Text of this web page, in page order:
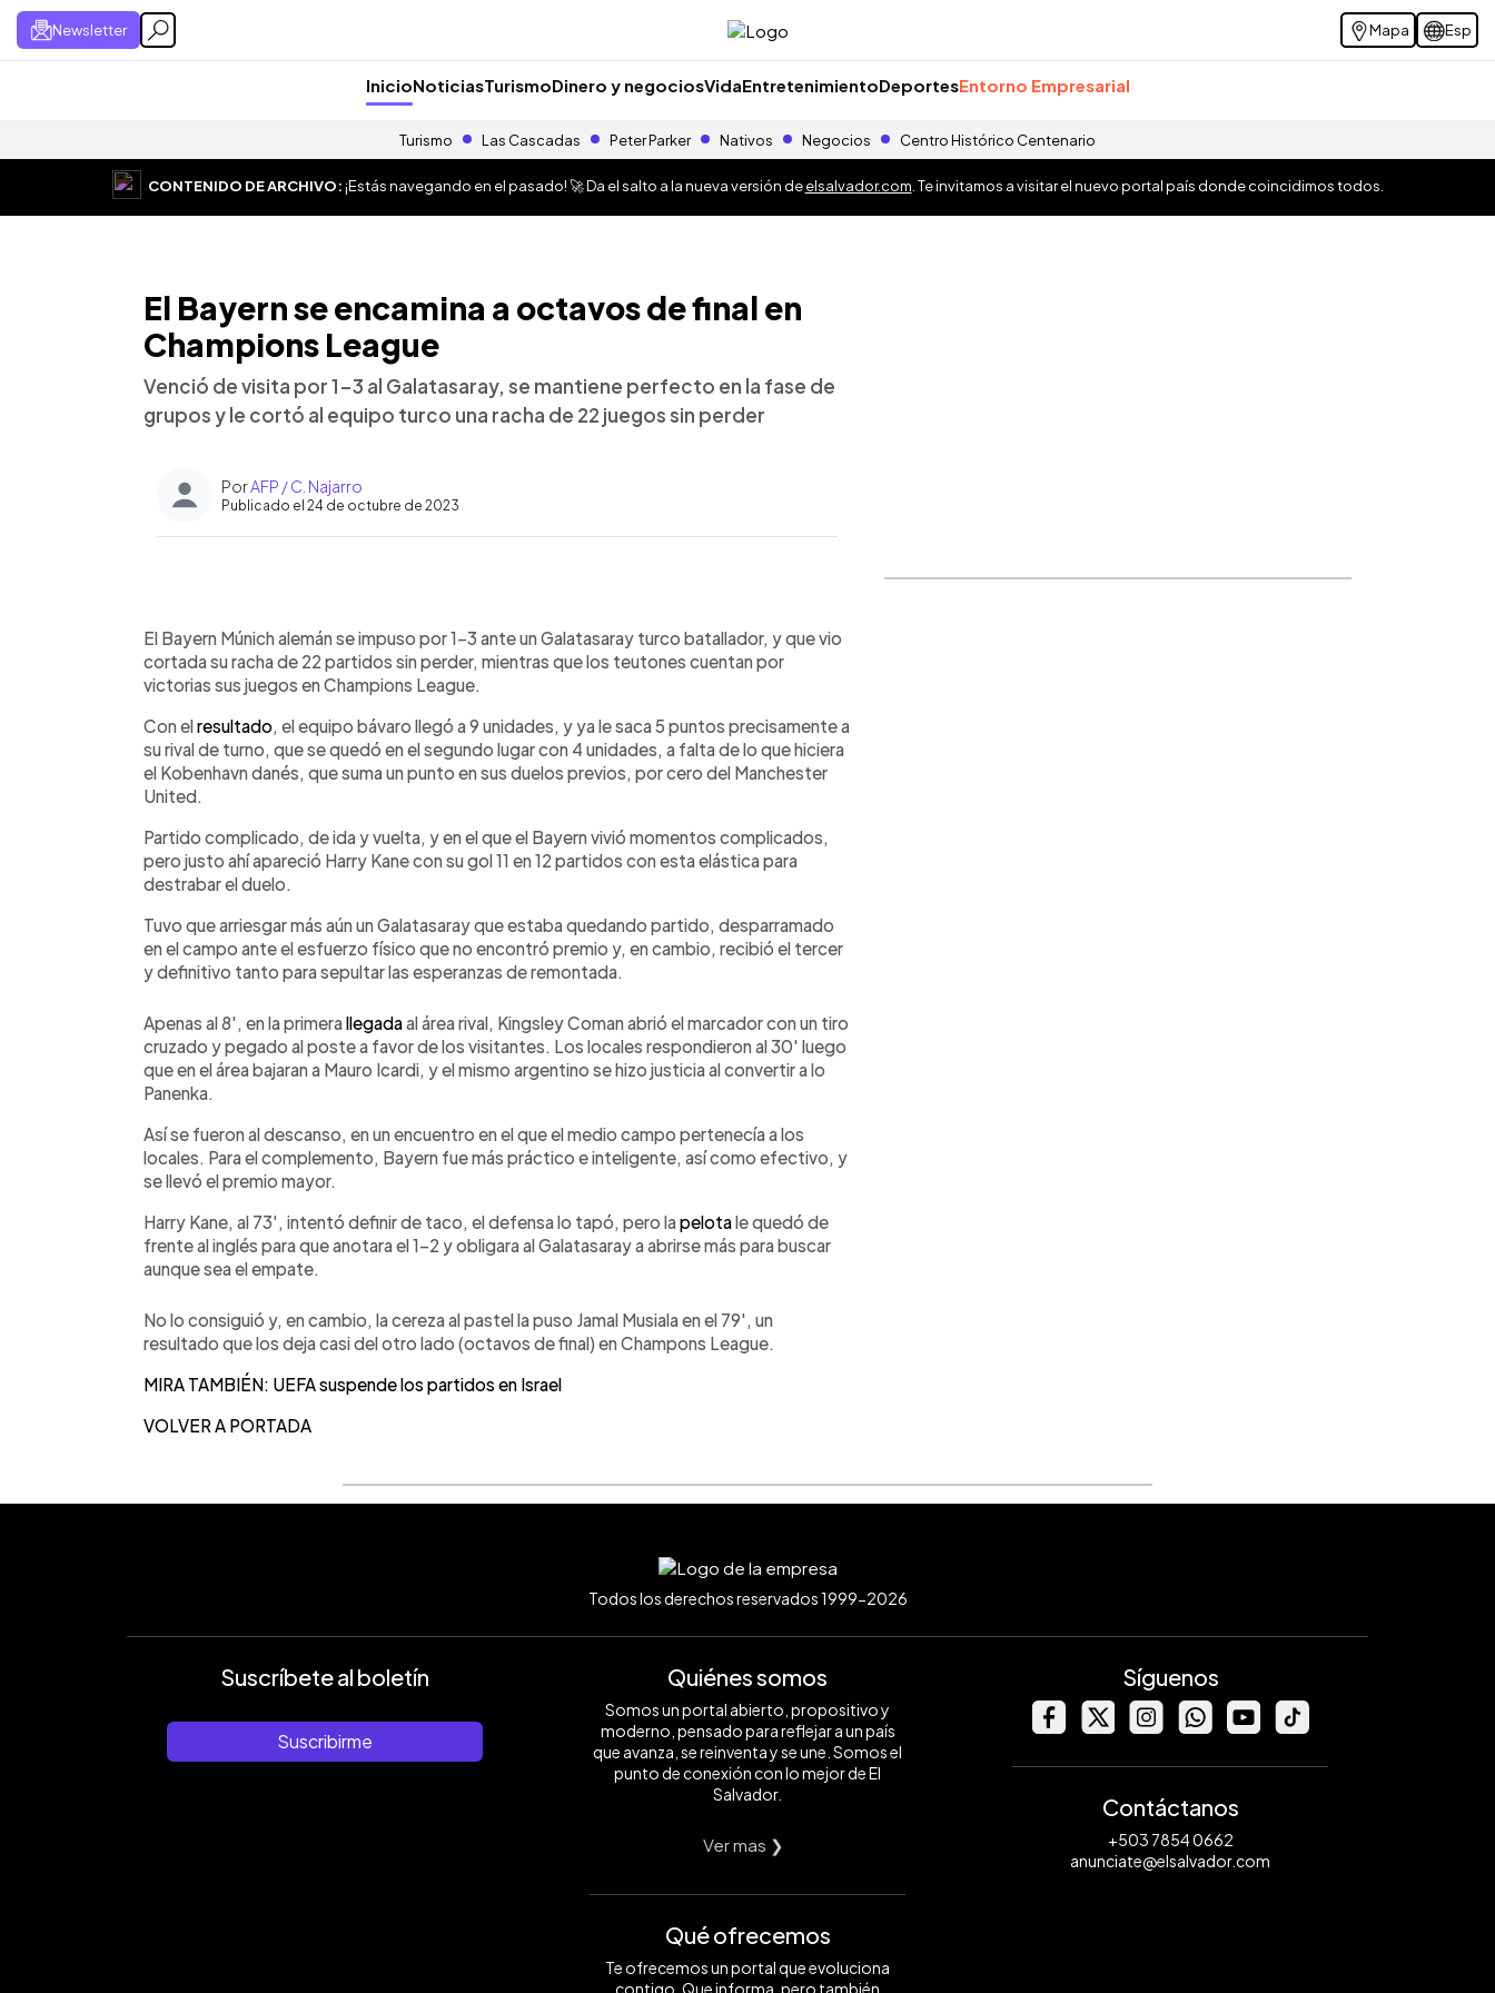
Newsletter Mapa Esp
InicioNoticiasTurismoDinero y negociosVidaEntretenimientoDeportesEntorno Empresarial
Turismo Las Cascadas Peter Parker Nativos Negocios Centro Histórico Centenario
CONTENIDO DE ARCHIVO:¡Estás navegando en el pasado! 🚀 Da el salto a la nueva versión deelsalvador.com . Te invitamos a visitar el nuevo portal país donde coincidimos todos.
El Bayern se encamina a octavos de final en
Champions League
Venció de visita por 1-3 al Galatasaray, se mantiene perfecto en la fase de
grupos y le cortó al equipo turco una racha de 22 juegos sin perder
PorAFP / C. Najarro
Publicado el 24 de octubre de 2023
► Escuchar artículo
El Bayern Múnich alemán se impuso por 1-3 ante un Galatasaray turco batallador, y que vio
cortada su racha de 22 partidos sin perder, mientras que los teutones cuentan por
victorias sus juegos en Champions League.
Con elresultado, el equipo bávaro llegó a 9 unidades, y ya le saca 5 puntos precisamente a
su rival de turno, que se quedó en el segundo lugar con 4 unidades, a falta de lo que hiciera
el Kobenhavn danés, que suma un punto en sus duelos previos, por cero del Manchester
United.
Partido complicado, de ida y vuelta, y en el que el Bayern vivió momentos complicados,
pero justo ahí apareció Harry Kane con su gol 11 en 12 partidos con esta elástica para
destrabar el duelo.
Tuvo que arriesgar más aún un Galatasaray que estaba quedando partido, desparramado
en el campo ante el esfuerzo físico que no encontró premio y, en cambio, recibió el tercer
y definitivo tanto para sepultar las esperanzas de remontada.
Apenas al 8', en la primerallegadaal área rival, Kingsley Coman abrió el marcador con un tiro
cruzado y pegado al poste a favor de los visitantes. Los locales respondieron al 30' luego
que en el área bajaran a Mauro Icardi, y el mismo argentino se hizo justicia al convertir a lo
Panenka.
Así se fueron al descanso, en un encuentro en el que el medio campo pertenecía a los
locales. Para el complemento, Bayern fue más práctico e inteligente, así como efectivo, y
se llevó el premio mayor.
Harry Kane, al 73', intentó definir de taco, el defensa lo tapó, pero lapelotale quedó de
frente al inglés para que anotara el 1-2 y obligara al Galatasaray a abrirse más para buscar
aunque sea el empate.
No lo consiguió y, en cambio, la cereza al pastel la puso Jamal Musiala en el 79', un
resultado que los deja casi del otro lado (octavos de final) en Champons League.
MIRA TAMBIÉN: UEFA suspende los partidos en Israel
VOLVER A PORTADA
Todos los derechos reservados 1999-2026
Suscríbete al boletín
Suscribirme
Quiénes somos
Somos un portal abierto, propositivo y
moderno, pensado para reflejar a un país
que avanza, se reinventa y se une. Somos el
punto de conexión con lo mejor de El
Salvador.
Ver mas ❯
Qué ofrecemos
Te ofrecemos un portal que evoluciona
contigo. Que informa, pero también
Síguenos
Contáctanos
+503 7854 0662
anunciate@elsalvador.com